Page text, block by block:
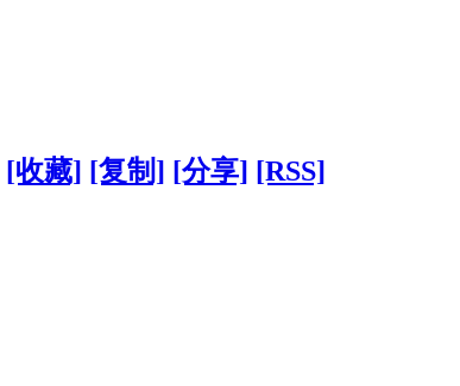
[收藏] [复制] [分享] [RSS]